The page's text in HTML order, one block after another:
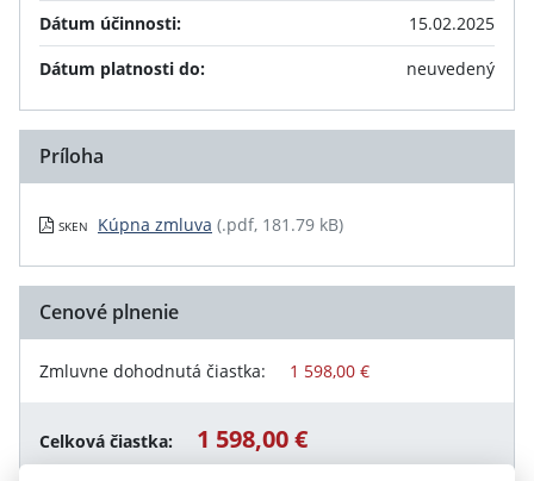
Dátum účinnosti:
15.02.2025
Dátum platnosti do:
neuvedený
Príloha
SKEN Kúpna zmluva (.pdf, 181.79 kB)
Cenové plnenie
Zmluvne dohodnutá čiastka: 1 598,00 €
Celková čiastka: 1 598,00 €